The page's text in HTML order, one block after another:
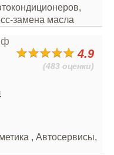
замена масла
4.9
(483 оценки)
, Автосервисы,